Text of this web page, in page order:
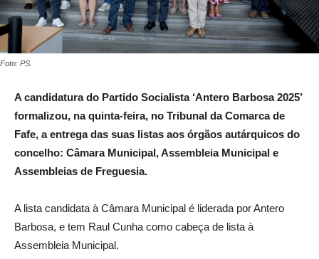
Foto: PS.
A candidatura do Partido Socialista ‘Antero Barbosa 2025’
formalizou, na quinta-feira, no Tribunal da Comarca de
Fafe, a entrega das suas listas aos órgãos autárquicos do
concelho: Câmara Municipal, Assembleia Municipal e
Assembleias de Freguesia.
A lista candidata à Câmara Municipal é liderada por Antero
Barbosa, e tem Raul Cunha como cabeça de lista à
Assembleia Municipal.